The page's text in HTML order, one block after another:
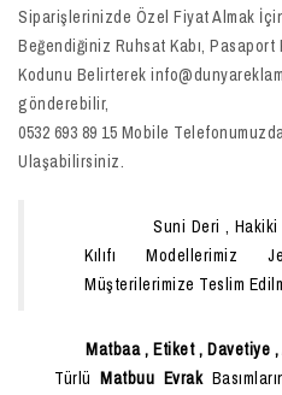
Siparişlerinizde Özel Fiyat Almak
Beğendiğiniz Ruhsat Kabı, Pasaport
Kodunu Belirterek
gönderebilir,
0532 693 89 15 Mobile
Ulaşabilirsiniz.
Suni Deri , Hakiki
Kılıfı Modellerimiz
Müşterilerimize Teslim
Matbaa , Etiket , Davetiye ,
TürlüMatbuu Evrak